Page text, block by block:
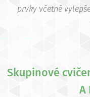
prvky včetně
Skupinové
A